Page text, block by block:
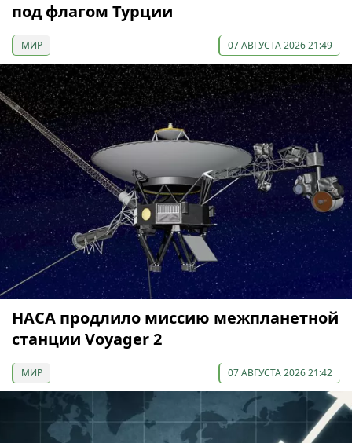
под флагом Турции
МИР 07 АВГУСТА 2026 21:49
НАСА продлило миссию межпланетной
станции Voyager 2
МИР 07 АВГУСТА 2026 21:42